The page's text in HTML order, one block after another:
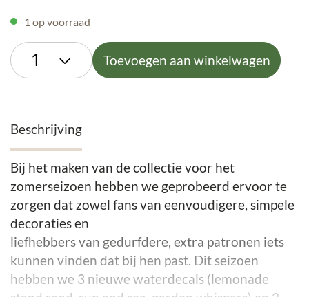
1 op voorraad
Toevoegen aan winkelwagen
Beschrijving
Bij het maken van de collectie voor het
zomerseizoen hebben we geprobeerd ervoor te
zorgen dat zowel fans van eenvoudigere, simpele
decoraties en
liefhebbers van gedurfdere, extra patronen iets
kunnen vinden dat bij hen past. Dit seizoen
hebben we 3 nieuwe waterdecals (lemonade